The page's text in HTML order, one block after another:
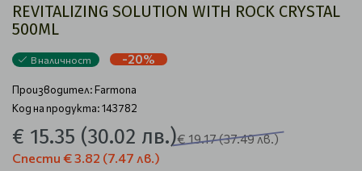
REVITALIZING SOLUTION WITH ROCK CRYSTAL
500ML
В наличност -20%
Производител:Farmona
Код на продукта: 143782
€ 15.35 (30.02 лв.)€ 19.17(37.49 лв.)
Спести € 3.82 (7.47 лв.)